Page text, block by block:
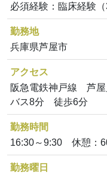
必須経験：臨床経験（
勤務地
兵庫県芦屋市
アクセス
阪急電鉄神戸線 芦屋
バス8分 徒歩6分
勤務時間
16:30～9:30 休憩：
勤務曜日